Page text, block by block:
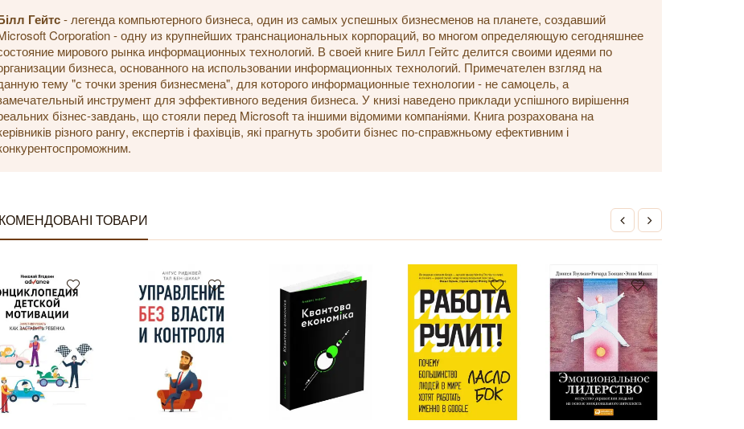
Гейтс- легенда компьютерного бизнеса, один из самых успешных бизнесменов на планете, создавший
Corporation - одну из крупнейших транснациональных корпораций, во многом определяющую сегодняшнее
мирового рынка информационных технологий. В своей книге Билл Гейтс делится своими идеями по
бизнеса, основанного на использовании информационных технологий. Примечателен взгляд на
тему "с точки зрения бизнесмена", для которого информационные технологии - не самоцель, а
инструмент для эффективного ведения бизнеса. У книзі наведено приклади успішного вирішення
бізнес-завдань, що стояли перед Microsoft та іншими відомими компаніями. Книга розрахована на
різного рангу, експертів і фахівців, які прагнуть зробити бізнес по-справжньому ефективним і
ТОВАРИ